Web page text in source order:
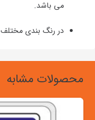
می باشد.
در رنگ بندی مختلف
محصولات مشابه